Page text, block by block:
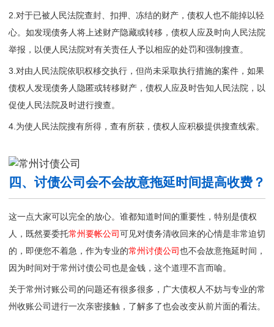
2.对于已被人民法院查封、扣押、冻结的财产，债权人也不能掉以轻
心。如发现债务人将上述财产隐藏或转移，债权人应及时向人民法院
举报，以便人民法院对有关责任人予以相应的处罚和强制搜查。
3.对由人民法院依职权移交执行，但尚未采取执行措施的案件，如果
债权人发现债务人隐匿或转移财产，债权人应及时告知人民法院，以
促使人民法院及时进行搜查。
4.为使人民法院搜有所得，查有所获，债权人应积极提供搜查线索。
四、讨债公司会不会故意拖延时间提高收费？
这一点大家可以完全的放心。谁都知道时间的重要性，特别是债权
人，既然要委托常州要帐公司可见对债务清收回来的心情是非常迫切
的，即便您不着急，作为专业的常州讨债公司也不会故意拖延时间，
因为时间对于常州讨债公司也是金钱，这个道理不言而喻。
关于常州讨账公司的问题还有很多很多，广大债权人不妨与专业的常
州收账公司进行一次亲密接触，了解多了也会改变从前片面的看法。